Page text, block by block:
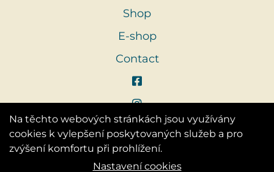
Shop
E-shop
Contact
Na těchto webových stránkách jsou využívány
cookies k vylepšení poskytovaných služeb a pro
zvýšení komfortu při prohlížení.
Nastavení cookies